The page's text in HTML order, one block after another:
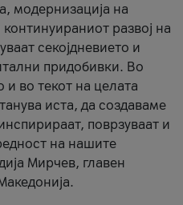
модернизација на
развој на
секојдневието и
придобивки. Во
и во текот на целата
иста, да создаваме
поврзуваат и
на нашите
Мирчев, главен